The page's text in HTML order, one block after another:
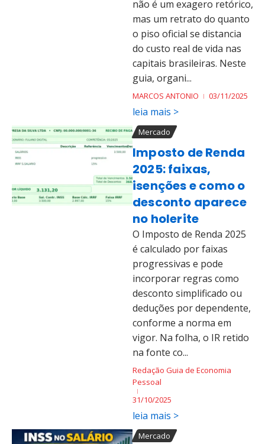
não é um exagero retórico,
mas um retrato do quanto
o piso oficial se distancia
do custo real de vida nas
capitais brasileiras. Neste
guia, organi...
MARCOS ANTONIO 03/11/2025
leia mais >
Mercado
Imposto de Renda
2025: faixas,
isenções e como o
desconto aparece
no holerite
O Imposto de Renda 2025
é calculado por faixas
progressivas e pode
incorporar regras como
desconto simplificado ou
deduções por dependente,
conforme a norma em
vigor. Na folha, o IR retido
na fonte co...
Redação Guia de Economia
Pessoal
31/10/2025
leia mais >
Mercado